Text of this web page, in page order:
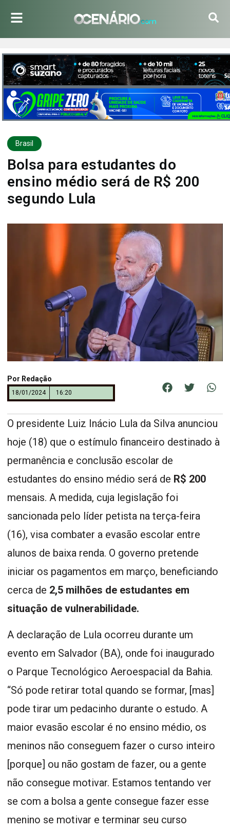
Brasil
Bolsa para estudantes do
ensino médio será de R$ 200
segundo Lula
Por Redação
18/01/2024 16:20
O presidente Luiz Inácio Lula da Silva anunciou
hoje (18) que o estímulo financeiro destinado à
permanência e conclusão escolar de
estudantes do ensino médio será de R$ 200
mensais. A medida, cuja legislação foi
sancionada pelo líder petista na terça-feira
(16), visa combater a evasão escolar entre
alunos de baixa renda. O governo pretende
iniciar os pagamentos em março, beneficiando
cerca de 2,5 milhões de estudantes em
situação de vulnerabilidade.
A declaração de Lula ocorreu durante um
evento em Salvador (BA), onde foi inaugurado
o Parque Tecnológico Aeroespacial da Bahia.
“Só pode retirar total quando se formar, [mas]
pode tirar um pedacinho durante o estudo. A
maior evasão escolar é no ensino médio, os
meninos não conseguem fazer o curso inteiro
[porque] ou não gostam de fazer, ou a gente
não consegue motivar. Estamos tentando ver
se com a bolsa a gente consegue fazer esse
menino se motivar e terminar seu curso